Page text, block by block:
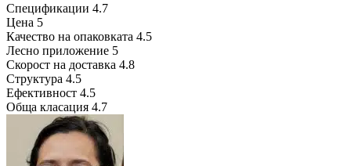
Спецификации 4.7
Цена 5
Качество на опаковката 4.5
Лесно приложение 5
Скорост на доставка 4.8
Структура 4.5
Ефективност 4.5
Обща класация 4.7